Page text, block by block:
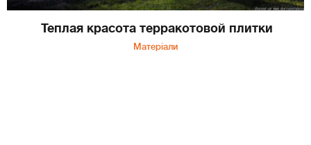
Теплая красота терракотовой плитки
Матеріали